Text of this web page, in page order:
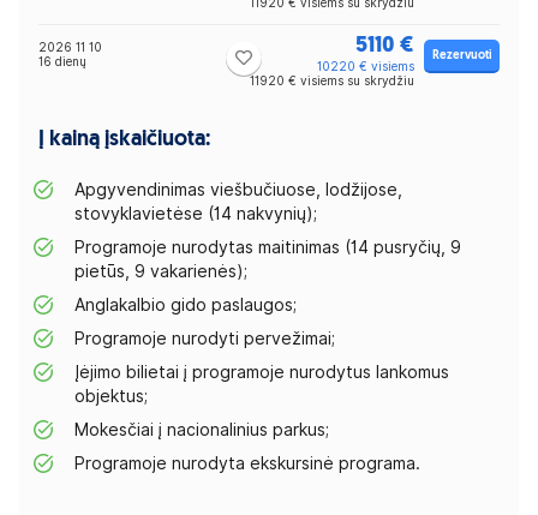
2026 11 10
16 dienų
5110 €
10220 € visiems
11920 € visiems su skrydžiu
Rezervuoti
Į kainą įskaičiuota:
Apgyvendinimas viešbučiuose, lodžijose,
stovyklavietėse (14 nakvynių);
Programoje nurodytas maitinimas (14 pusryčių, 9
pietūs, 9 vakarienės);
Anglakalbio gido paslaugos;
Programoje nurodyti pervežimai;
Įėjimo bilietai į programoje nurodytus lankomus
objektus;
Mokesčiai į nacionalinius parkus;
Programoje nurodyta ekskursinė programa.